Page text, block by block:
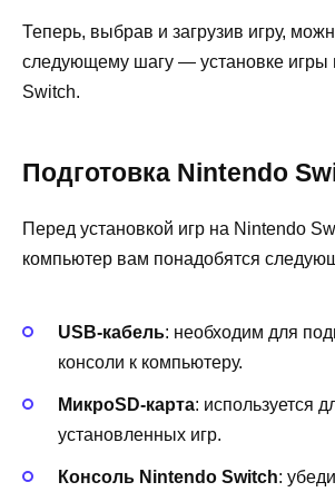
Теперь, выбрав и загрузив игру,
следующему шагу — установке игры
Switch.
Подготовка Nintendo
Перед установкой игр на Nintendo
компьютер вам понадобятся
USB-кабель: необходим для
консоли к компьютеру.
МикроSD-карта: используется
установленных игр.
Консоль Nintendo Switch: